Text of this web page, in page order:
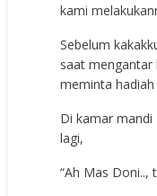
kami
Sebelum
saat mengantar
meminta
Di kamar mandi
lagi,
“Ah Mas Doni..,